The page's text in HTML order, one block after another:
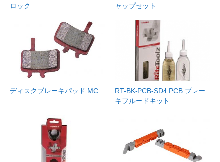
ロック
ャップセット
ディスクブレーキパッド MC
RT-BK-PCB-SD4 PCB ブレー
キフルードキット